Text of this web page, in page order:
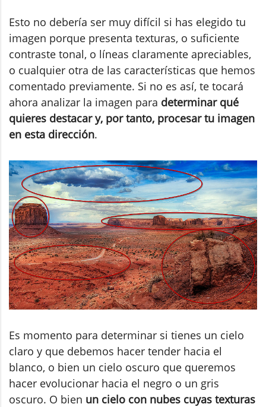
Esto no debería ser muy difícil si has elegido tu
imagen porque presenta texturas, o suficiente
contraste tonal, o líneas claramente apreciables,
o cualquier otra de las características que hemos
comentado previamente. Si no es así, te tocará
ahora analizar la imagen para determinar qué
quieres destacar y, por tanto, procesar tu imagen
en esta dirección.
Es momento para determinar si tienes un cielo
claro y que debemos hacer tender hacia el
blanco, o bien un cielo oscuro que queremos
hacer evolucionar hacia el negro o un gris
oscuro. O bien un cielo con nubes cuyas texturas